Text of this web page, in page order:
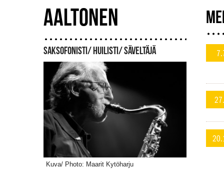
AALTONEN
SAKSOFONISTI/ HUILISTI/ SÄVELTÄJÄ
Kuva/ Photo: Maarit Kytöharju